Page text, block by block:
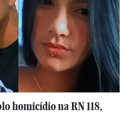
homicídio na RN 118,